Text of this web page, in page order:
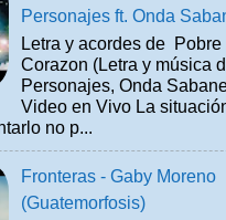
Personajes ft. Onda
Letra y acordes de Pobre
Corazon (Letra y música
Personajes, Onda
Video en Vivo La
no p...
Fronteras - Gaby Moreno
(Guatemorfosis)